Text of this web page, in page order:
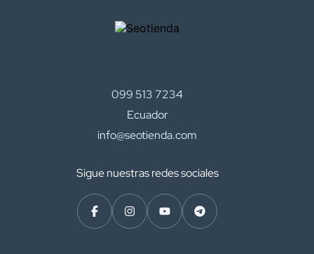
099 513 7234
Ecuador
info@seotienda.com
Sigue nuestras redes sociales